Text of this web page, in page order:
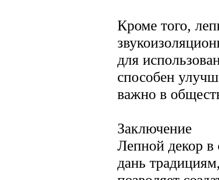
Кроме того,
для
способен
важно в
Заключение
Лепной декор в
дань